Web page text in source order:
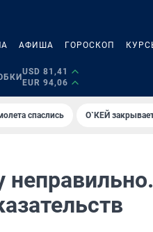
АФИША ГОРОСКОП
USD 81,41
EUR 94,06
спаслись О`КЕЙ